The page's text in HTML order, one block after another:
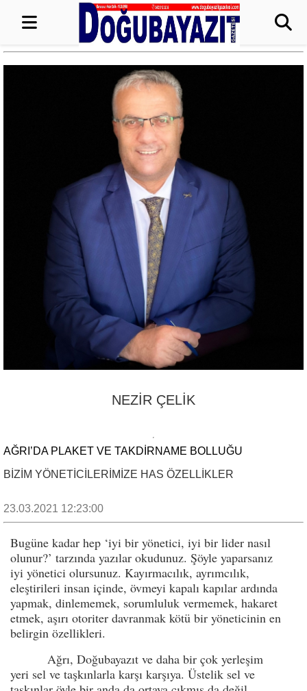
NEZİR ÇELİK
AĞRI’DA PLAKET VE TAKDİRNAME BOLLUĞU
BİZİM YÖNETİCİLERİMİZE HAS ÖZELLİKLER
23.03.2021 12:23:00
Bugüne kadar hep ‘iyi bir yönetici, iyi bir lider nasıl
olunur?’ tarzında yazılar okudunuz. Şöyle yaparsanız
iyi yönetici olursunuz. Kayırmacılık, ayrımcılık,
eleştirileri insan içinde, övmeyi kapalı kapılar ardında
yapmak, dinlememek, sorumluluk vermemek, hakaret
etmek, aşırı otoriter davranmak kötü bir yöneticinin en
belirgin özellikleri.
Ağrı, Doğubayazıt ve daha bir çok yerleşim
yeri sel ve taşkınlarla karşı karşıya. Üstelik sel ve